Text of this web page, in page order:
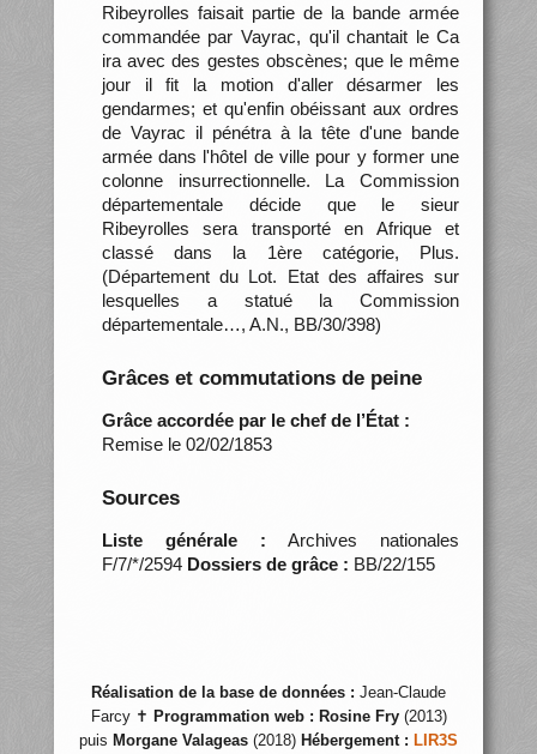
Ribeyrolles faisait partie de la bande armée
commandée par Vayrac, qu'il chantait le Ca
ira avec des gestes obscènes; que le même
jour il fit la motion d'aller désarmer les
gendarmes; et qu'enfin obéissant aux ordres
de Vayrac il pénétra à la tête d'une bande
armée dans l'hôtel de ville pour y former une
colonne insurrectionnelle. La Commission
départementale décide que le sieur
Ribeyrolles sera transporté en Afrique et
classé dans la 1ère catégorie, Plus.
(Département du Lot. Etat des affaires sur
lesquelles a statué la Commission
départementale…, A.N., BB/30/398)
Grâces et commutations de peine
Grâce accordée par le chef de l’État :
Remise le 02/02/1853
Sources
Liste générale : Archives nationales
F/7/*/2594 Dossiers de grâce : BB/22/155
Réalisation de la base de données : Jean-Claude
Farcy ✝ Programmation web : Rosine Fry(2013)
puis Morgane Valageas (2018) Hébergement : LIR3S